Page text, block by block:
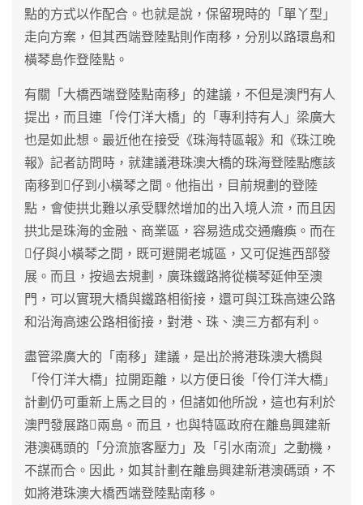
點的方式以作配合。也就是說，保留現時的「單丫型」
走向方案，但其西端登陸點則作南移，分別以路環島和
橫琴島作登陸點。
有關「大橋西端登陸點南移」的建議，不但是澳門有人
提出，而且連「伶仃洋大橋」的「專利持有人」梁廣大
也是如此想。最近他在接受《珠海特區報》和《珠江晚
報》記者訪問時，就建議港珠澳大橋的珠海登陸點應該
南移到仔到小橫琴之間。他指出，目前規劃的登陸
點，會使拱北難以承受驟然增加的出入境人流，而且因
拱北是珠海的金融、商業區，容易造成交通癱瘓。而在
仔與小橫琴之間，既可避開老城區，又可促進西部發
展。而且，按過去規劃，廣珠鐵路將從橫琴延伸至澳
門，可以實現大橋與鐵路相銜接，還可與江珠高速公路
和沿海高速公路相銜接，對港、珠、澳三方都有利。
盡管梁廣大的「南移」建議，是出於將港珠澳大橋與
「伶仃洋大橋」拉開距離，以方便日後「伶仃洋大橋」
計劃仍可重新上馬之目的，但諸如他所說，這也有利於
澳門發展路兩島。而且，也與特區政府在離島興建新
港澳碼頭的「分流旅客壓力」及「引水南流」之動機，
不謀而合。因此，如其計劃在離島興建新港澳碼頭，不
如將港珠澳大橋西端登陸點南移。